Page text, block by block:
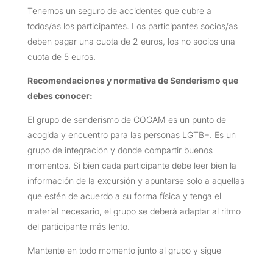
Tenemos un seguro de accidentes que cubre a
todos/as los participantes. Los participantes socios/as
deben pagar una cuota de 2 euros, los no socios una
cuota de 5 euros.
Recomendaciones y normativa de Senderismo que
debes conocer:
El grupo de senderismo de COGAM es un punto de
acogida y encuentro para las personas LGTB+. Es un
grupo de integración y donde compartir buenos
momentos. Si bien cada participante debe leer bien la
información de la excursión y apuntarse solo a aquellas
que estén de acuerdo a su forma física y tenga el
material necesario, el grupo se deberá adaptar al ritmo
del participante más lento.
Mantente en todo momento junto al grupo y sigue